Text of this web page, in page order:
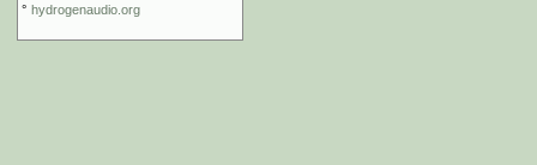
° hydrogenaudio.org